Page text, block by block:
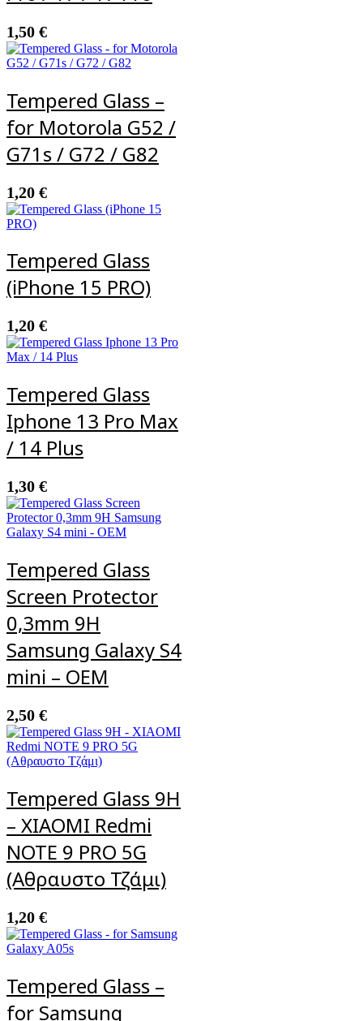
1,50 €
Tempered Glass –
for Motorola G52 /
G71s / G72 / G82
1,20 €
Tempered Glass
(iPhone 15 PRO)
1,20 €
Tempered Glass
Iphone 13 Pro Max
/ 14 Plus
1,30 €
Tempered Glass
Screen Protector
0,3mm 9H
Samsung Galaxy S4
mini – OEM
2,50 €
Tempered Glass 9H
– XIAOMI Redmi
NOTE 9 PRO 5G
(Αθραυστο Τζάμι)
1,20 €
Tempered Glass –
for Samsung